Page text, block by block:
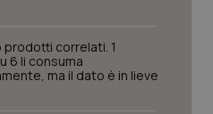
neurodegenerative
prodotti correlati. 1
6 li consuma
ma il dato è in lieve